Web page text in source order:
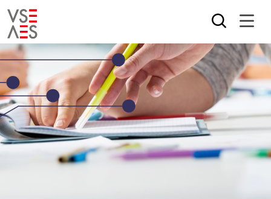
Salta
al
contenuto
principale